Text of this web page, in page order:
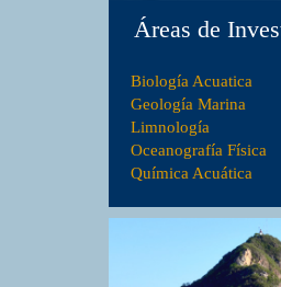
Áreas de
Biología Acuatica
Geología Marina
Limnología
Oceanografía Física
Química Acuática